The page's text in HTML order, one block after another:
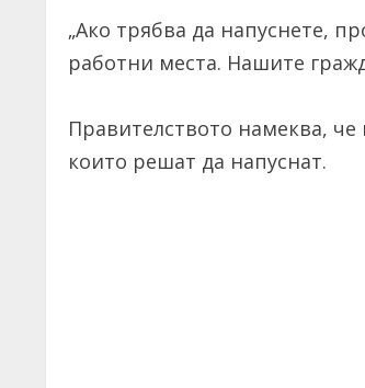
„Ако трябва да напуснете,
работни места. Нашите
Правителството намеква,
които решат да напуснат.